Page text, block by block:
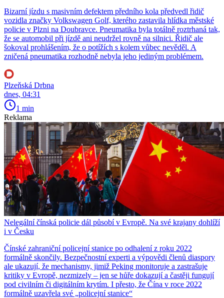
Bizarní jízdu s masivním defektem předního kola předvedl řidič
vozidla značky Volkswagen Golf, kterého zastavila hlídka městské
policie v Plzni na Doubravce. Pneumatika byla totálně roztrhaná tak,
že se automobil při jízdě ani neudržel rovně na silnici. Řidič ale
šokoval prohlášením, že o potížích s kolem vůbec nevěděl. A
zničená pneumatika rozhodně nebyla jeho jediným problémem.
Plzeňská Drbna
dnes, 04:31
1 min
Reklama
Nelegální čínská policie dál působí v Evropě. Na své krajany dohlíží
i v Česku
Čínské zahraniční policejní stanice po odhalení z roku 2022
formálně skončily. Bezpečnostní experti a výpovědi členů diaspory
ale ukazují, že mechanismy, jimiž Peking monitoruje a zastrašuje
kritiky v Evropě, nezmizely – jen se hůře dokazují a častěji fungují
pod civilním či digitálním krytím. I přesto, že Čína v roce 2022
formálně uzavřela své „policejní stanice“